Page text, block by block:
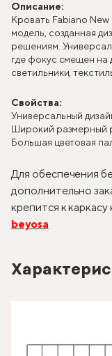
Описание:
Кровать Fabiano
модель, созданная
решениям.
где фокус смещен на
светильники,
Свойства:
Универсальный
Широкий размерный
Большая цветовая
Для обеспечения
дополнительно
крепится к каркасу
beyosa